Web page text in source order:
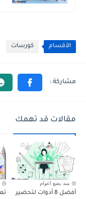
الأقسام كورسات
مقالات قد تهمك
منذ بضع اعوام
أفضل 8 أدوات لتحضير